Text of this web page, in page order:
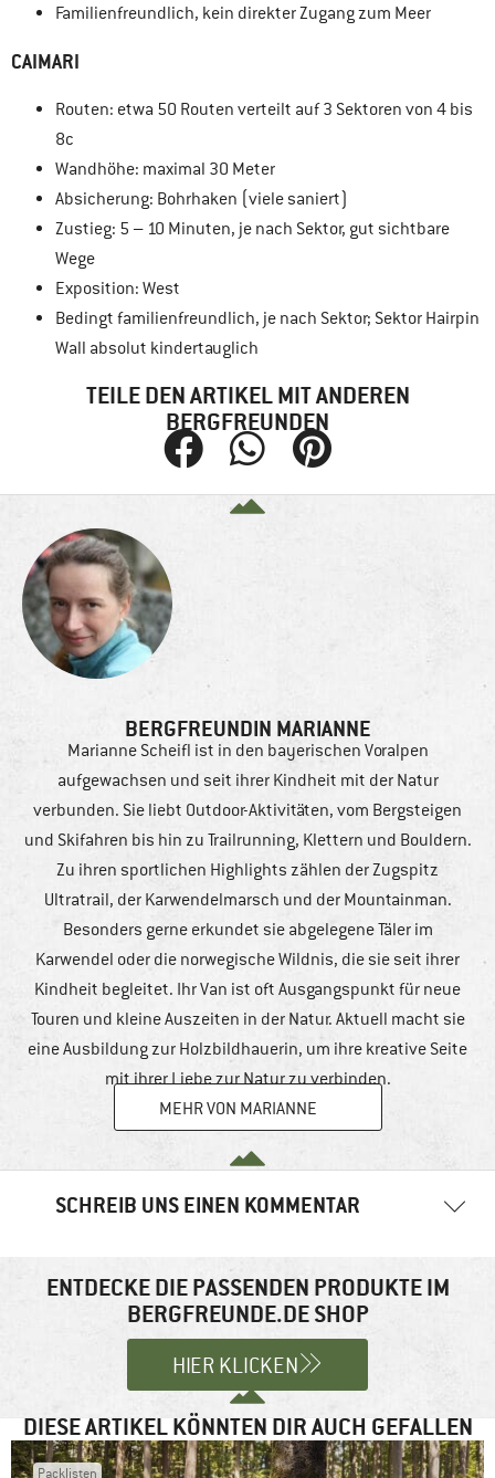
Familienfreundlich, kein direkter Zugang zum Meer
CAIMARI
Routen: etwa 50 Routen verteilt auf 3 Sektoren von 4 bis
8c
Wandhöhe: maximal 30 Meter
Absicherung: Bohrhaken (viele saniert)
Zustieg: 5 – 10 Minuten, je nach Sektor, gut sichtbare
Wege
Exposition: West
Bedingt familienfreundlich, je nach Sektor; Sektor Hairpin
Wall absolut kindertauglich
TEILE DEN ARTIKEL MIT ANDEREN
BERGFREUNDEN
BERGFREUNDIN MARIANNE
Marianne Scheifl ist in den bayerischen Voralpen
aufgewachsen und seit ihrer Kindheit mit der Natur
verbunden. Sie liebt Outdoor-Aktivitäten, vom Bergsteigen
und Skifahren bis hin zu Trailrunning, Klettern und Bouldern.
Zu ihren sportlichen Highlights zählen der Zugspitz
Ultratrail, der Karwendelmarsch und der Mountainman.
Besonders gerne erkundet sie abgelegene Täler im
Karwendel oder die norwegische Wildnis, die sie seit ihrer
Kindheit begleitet. Ihr Van ist oft Ausgangspunkt für neue
Touren und kleine Auszeiten in der Natur. Aktuell macht sie
eine Ausbildung zur Holzbildhauerin, um ihre kreative Seite
mit ihrer Liebe zur Natur zu verbinden.
MEHR VON MARIANNE
SCHREIB UNS EINEN KOMMENTAR
Felder sind mit*markiert
ENTDECKE DIE PASSENDEN PRODUKTE IM
BERGFREUNDE.DE SHOP
HIER KLICKEN
DIESE ARTIKEL KÖNNTEN DIR AUCH GEFALLEN
Packlisten